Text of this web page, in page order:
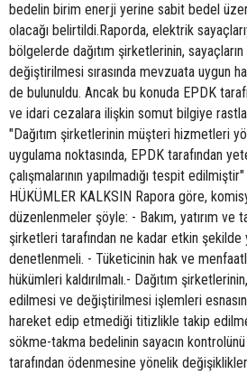
bedelin birim enerji yerine sabit bedel
olacağı belirtildi.Raporda, elektrik
bölgelerde dağıtım şirketlerinin,
değiştirilmesi sırasında mevzuata uygun
de bulunuldu. Ancak bu konuda EPDK
ve idari cezalara ilişkin somut bilgiye
"Dağıtım şirketlerinin müşteri hizmetleri
uygulama noktasında, EPDK tarafından
çalışmalarının yapılmadığı tespit
HÜKÜMLER KALKSIN Rapora göre,
düzenlenmeler şöyle: - Bakım, yatırım ve
şirketleri tarafından ne kadar etkin
denetlenmeli. - Tüketicinin hak ve
hükümleri kaldırılmalı.- Dağıtım
edilmesi ve değiştirilmesi işlemleri
hareket edip etmediği titizlikle takip
sökme-takma bedelinin sayacın
tarafından ödenmesine yönelik